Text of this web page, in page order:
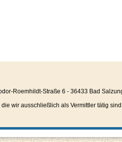
Roemhildt-Straße 6 - 36433 Bad
wir ausschließlich als Vermittler tätig